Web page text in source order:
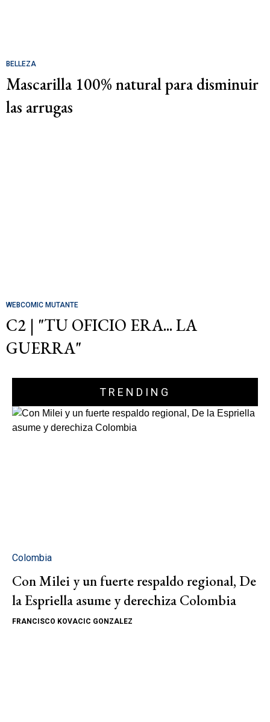
BELLEZA
Mascarilla 100% natural para disminuir
las arrugas
WEBCOMIC MUTANTE
C2 | "TU OFICIO ERA... LA
GUERRA"
TRENDING
Colombia
Con Milei y un fuerte respaldo regional, De
la Espriella asume y derechiza Colombia
FRANCISCO KOVACIC GONZALEZ